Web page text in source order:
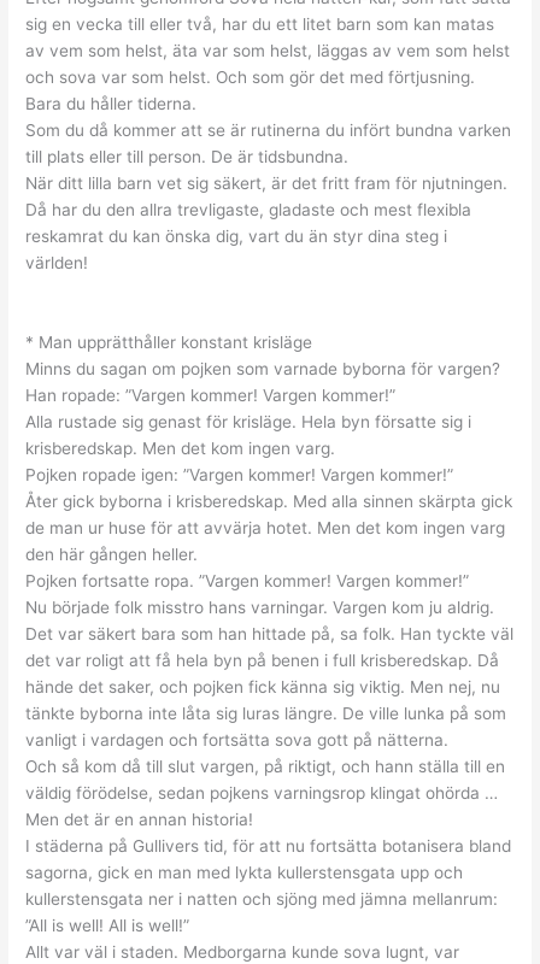
sig en vecka till eller två, har du ett litet barn som kan matas
av vem som helst, äta var som helst, läggas av vem som helst
och sova var som helst. Och som gör det med förtjusning.
Bara du håller tiderna.
Som du då kommer att se är rutinerna du infört bundna varken
till plats eller till person. De är tidsbundna.
När ditt lilla barn vet sig säkert, är det fritt fram för njutningen.
Då har du den allra trevligaste, gladaste och mest flexibla
reskamrat du kan önska dig, vart du än styr dina steg i
världen!
* Man upprätthåller konstant krisläge
Minns du sagan om pojken som varnade byborna för vargen?
Han ropade: ”Vargen kommer! Vargen kommer!”
Alla rustade sig genast för krisläge. Hela byn försatte sig i
krisberedskap. Men det kom ingen varg.
Pojken ropade igen: ”Vargen kommer! Vargen kommer!”
Åter gick byborna i krisberedskap. Med alla sinnen skärpta gick
de man ur huse för att avvärja hotet. Men det kom ingen varg
den här gången heller.
Pojken fortsatte ropa. ”Vargen kommer! Vargen kommer!”
Nu började folk misstro hans varningar. Vargen kom ju aldrig.
Det var säkert bara som han hittade på, sa folk. Han tyckte väl
det var roligt att få hela byn på benen i full krisberedskap. Då
hände det saker, och pojken fick känna sig viktig. Men nej, nu
tänkte byborna inte låta sig luras längre. De ville lunka på som
vanligt i vardagen och fortsätta sova gott på nätterna.
Och så kom då till slut vargen, på riktigt, och hann ställa till en
väldig förödelse, sedan pojkens varningsrop klingat ohörda …
Men det är en annan historia!
I städerna på Gullivers tid, för att nu fortsätta botanisera bland
sagorna, gick en man med lykta kullerstensgata upp och
kullerstensgata ner i natten och sjöng med jämna mellanrum:
”All is well! All is well!”
Allt var väl i staden. Medborgarna kunde sova lugnt, var